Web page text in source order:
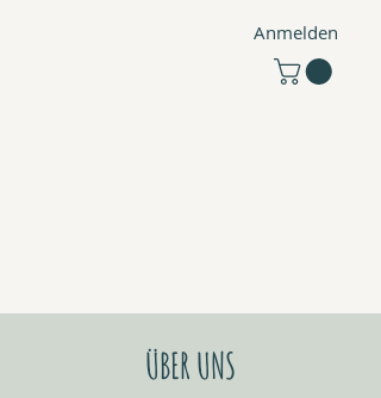
Anmelden
ÜBER UNS